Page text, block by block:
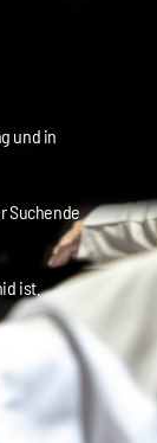
und in
Suchende
ist.